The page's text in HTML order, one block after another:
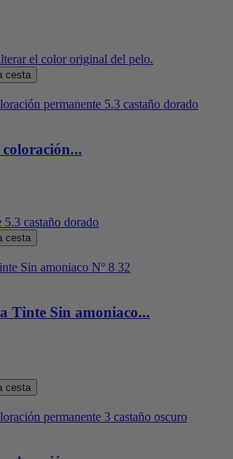
el color original del pelo.
cesta
castaño dorado
cesta
Tinte Sin amoniaco...
cesta